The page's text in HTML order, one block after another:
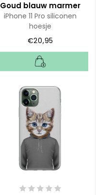
Goud blauw marmer
iPhone 11 Pro siliconen
hoesje
€20,95